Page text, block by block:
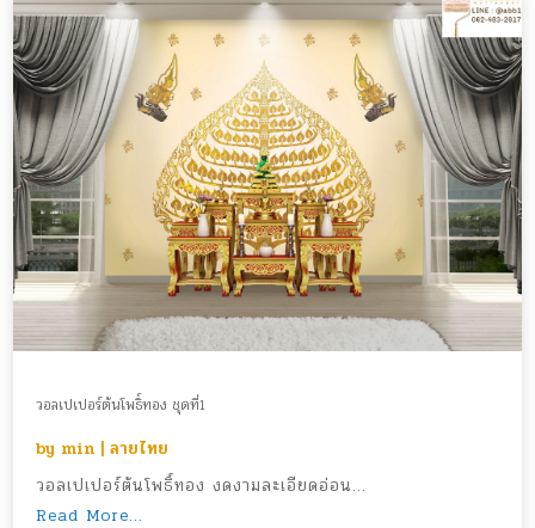
วอลเปเปอร์ต้นโพธิ์ทอง ชุดที่1
by min |ลายไทย
วอลเปเปอร์ต้นโพธิ์ทอง งดงามละเอียดอ่อน...
Read More...